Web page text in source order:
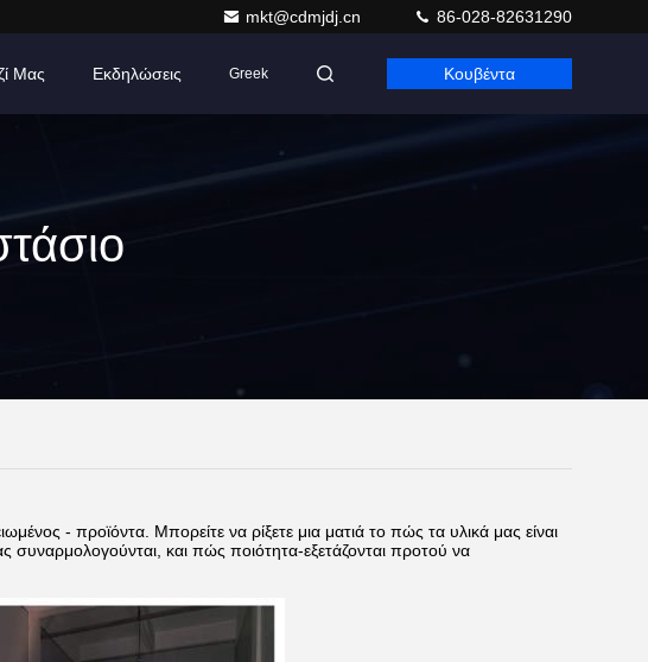
mkt@cdmjdj.cn 86-028-82631290
Μας Εκδηλώσεις Greek Κουβέντα
- προϊόντα. Μπορείτε να ρίξετε μια ματιά το πώς τα υλικά μας είναι
και πώς ποιότητα-εξετάζονται προτού να